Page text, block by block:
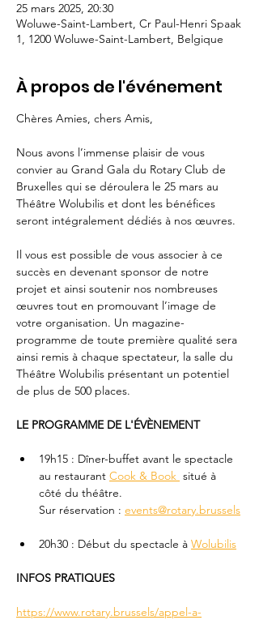
25 mars 2025, 20:30
Woluwe-Saint-Lambert, Cr Paul-Henri Spaak
1, 1200 Woluwe-Saint-Lambert, Belgique
À propos de l'événement
Chères Amies, chers Amis,
Nous avons l’immense plaisir de vous
convier au Grand Gala du Rotary Club de
Bruxelles qui se déroulera le 25 mars au
Théâtre Wolubilis et dont les bénéfices
seront intégralement dédiés à nos œuvres.
Il vous est possible de vous associer à ce
succès en devenant sponsor de notre
projet et ainsi soutenir nos nombreuses
œuvres tout en promouvant l’image de
votre organisation. Un magazine-
programme de toute première qualité sera
ainsi remis à chaque spectateur, la salle du
Théâtre Wolubilis présentant un potentiel
de plus de 500 places.
LE PROGRAMME DE L'ÉVÈNEMENT
19h15 : Dîner-buffet avant le spectacle
au restaurant Cook & Book situé à
côté du théâtre.
Sur réservation : events@rotary.brussels
20h30 : Début du spectacle à Wolubilis
INFOS PRATIQUES
https://www.rotary.brussels/appel-a-